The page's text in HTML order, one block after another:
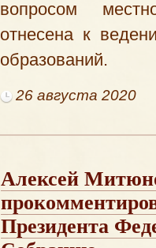
вопросом
отнесена к
образований.
26 августа 2020
​Алексей
Президента